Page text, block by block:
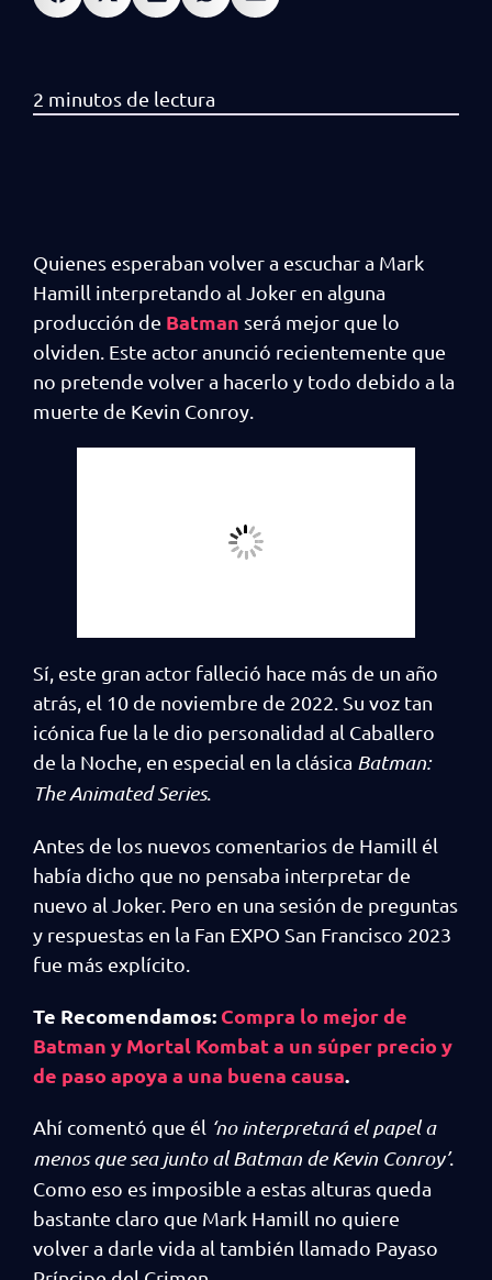
Quienes esperaban volver a escuchar a Mark
Hamill interpretando al Joker en alguna
producción de Batman será mejor que lo
olviden. Este actor anunció recientemente que
no pretende volver a hacerlo y todo debido a la
muerte de Kevin Conroy.
Sí, este gran actor falleció hace más de un año
atrás, el 10 de noviembre de 2022. Su voz tan
icónica fue la le dio personalidad al Caballero
de la Noche, en especial en la clásica Batman:
The Animated Series.
Antes de los nuevos comentarios de Hamill él
había dicho que no pensaba interpretar de
nuevo al Joker. Pero en una sesión de preguntas
y respuestas en la Fan EXPO San Francisco 2023
fue más explícito.
Te Recomendamos: Compra lo mejor de
Batman y Mortal Kombat a un súper precio y
de paso apoya a una buena causa.
Ahí comentó que él ‘no interpretará el papel a
menos que sea junto al Batman de Kevin Conroy’.
Como eso es imposible a estas alturas queda
bastante claro que Mark Hamill no quiere
volver a darle vida al también llamado Payaso